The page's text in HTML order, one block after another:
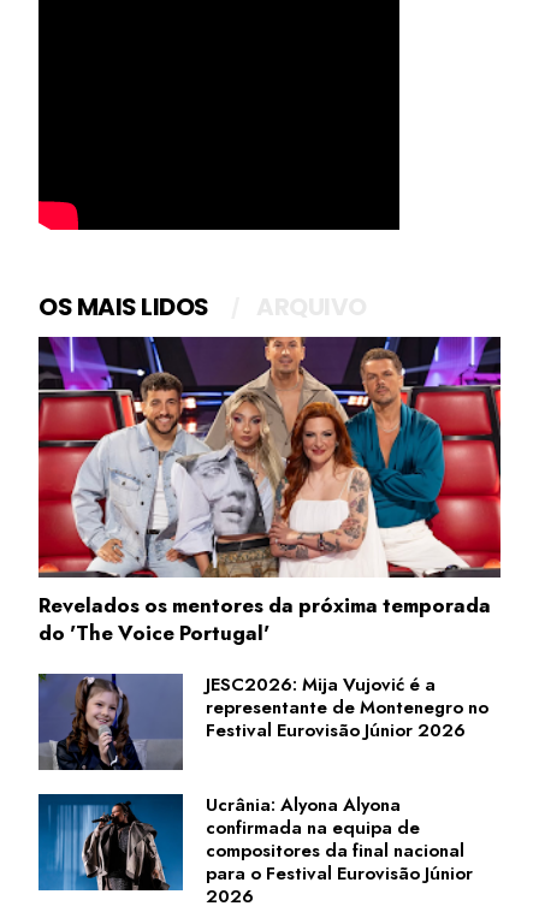
OS MAIS LIDOS
Revelados os mentores da próxima temporada
do 'The Voice Portugal'
JESC2026: Mija Vujović é a
representante de Montenegro no
Festival Eurovisão Júnior 2026
Ucrânia: Alyona Alyona
confirmada na equipa de
compositores da final nacional
para o Festival Eurovisão Júnior
2026